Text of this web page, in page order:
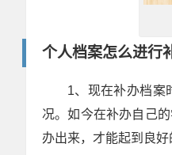
个人档案怎么进行
1、现在补办档案
况。如今在补办自己
办出来，才能起到良好